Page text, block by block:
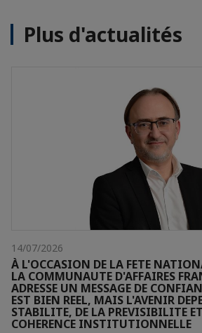
Plus d'actualités
14/07/2026
À L'OCCASION DE LA FETE
LA COMMUNAUTE D'AFFAIRES
ADRESSE UN MESSAGE DE
EST BIEN REEL, MAIS L'AVENIR
STABILITE, DE LA PREVISIBILITE
COHERENCE INSTITUTIONNELLE